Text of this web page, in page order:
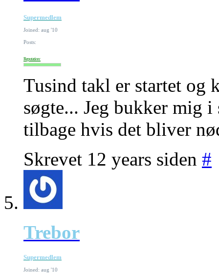
Supermedlem
Joined: aug '10
Posts:
Reputation:
Tusind takl er startet og
søgte... Jeg bukker mig
tilbage hvis det bliver
Skrevet 12 years siden #
Trebor
Supermedlem
Joined: aug '10